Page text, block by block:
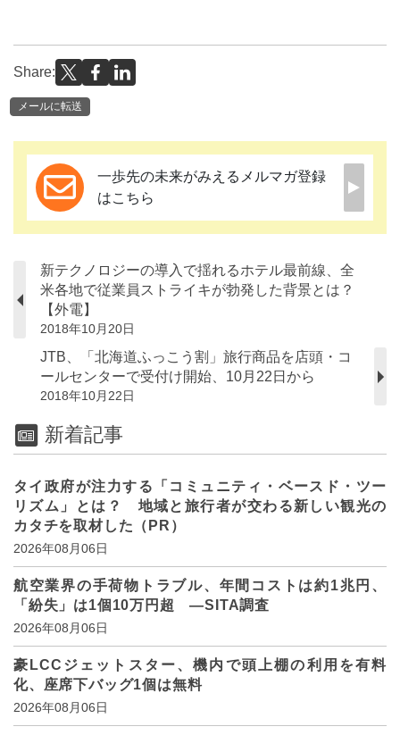
Share:
メールに転送
一歩先の未来がみえるメルマガ登録
はこちら
新テクノロジーの導入で揺れるホテル最前線、全
米各地で従業員ストライキが勃発した背景とは？
【外電】
2018年10月20日
JTB、「北海道ふっこう割」旅行商品を店頭・コ
ールセンターで受付け開始、10月22日から
2018年10月22日
新着記事
タイ政府が注力する「コミュニティ・ベースド・ツー
リズム」とは？ 地域と旅行者が交わる新しい観光の
カタチを取材した（PR）
2026年08月06日
航空業界の手荷物トラブル、年間コストは約1兆円、
「紛失」は1個10万円超 ―SITA調査
2026年08月06日
豪LCCジェットスター、機内で頭上棚の利用を有料
化、座席下バッグ1個は無料
2026年08月06日